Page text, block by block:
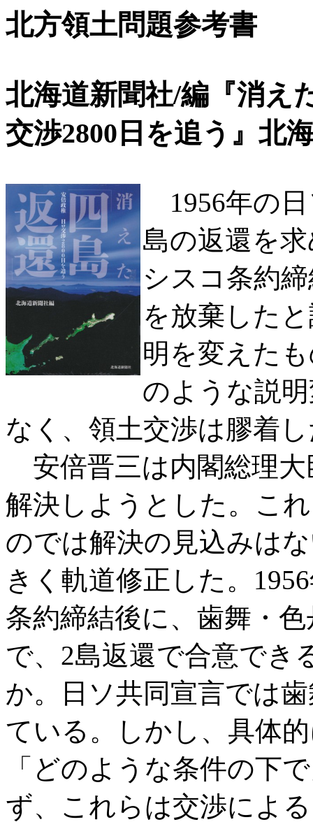
北方領土問題参考書
北海道新聞社/編『消え
交渉2800日を追う』北
1956年の日
島の返還を
シスコ条約
を放棄した
明を変えた
のような説
なく、領土交渉は膠着
安倍晋三は内閣総理大
解決しようとした。こ
のでは解決の見込みは
きく軌道修正した。
条約締結後に、歯舞・
で、2島返還で合意でき
か。日ソ共同宣言では
ている。しかし、具体
「どのような条件の下
ず、これらは交渉によ